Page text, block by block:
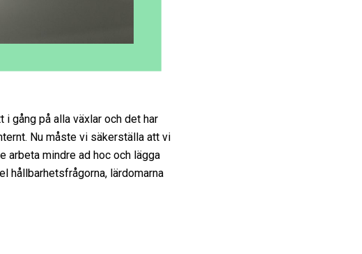
gång på alla växlar och det har
Nu måste vi säkerställa att vi
arbeta mindre ad hoc och lägga
hållbarhetsfrågorna, lärdomarna